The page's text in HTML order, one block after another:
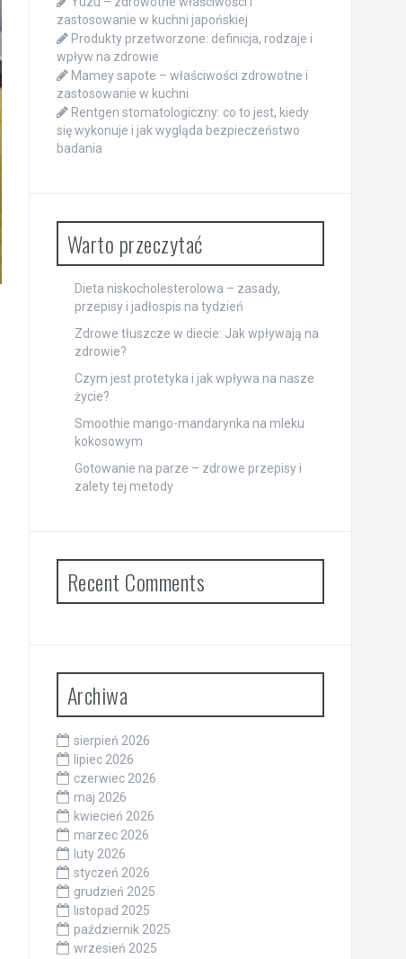
zastosowanie w kuchni japońskiej
Produkty przetworzone: definicja, rodzaje i
wpływ na zdrowie
Mamey sapote – właściwości zdrowotne i
zastosowanie w kuchni
Rentgen stomatologiczny: co to jest, kiedy
się wykonuje i jak wygląda bezpieczeństwo
badania
Warto przeczytać
Dieta niskocholesterolowa – zasady,
przepisy i jadłospis na tydzień
Zdrowe tłuszcze w diecie: Jak wpływają na
zdrowie?
Czym jest protetyka i jak wpływa na nasze
życie?
Smoothie mango-mandarynka na mleku
kokosowym
Gotowanie na parze – zdrowe przepisy i
zalety tej metody
Recent Comments
Archiwa
sierpień 2026
lipiec 2026
czerwiec 2026
maj 2026
kwiecień 2026
marzec 2026
luty 2026
styczeń 2026
grudzień 2025
listopad 2025
październik 2025
wrzesień 2025